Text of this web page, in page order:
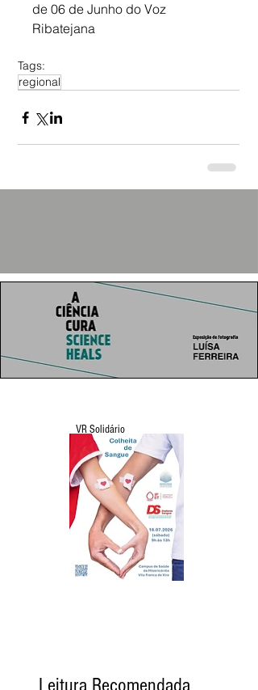
de 06 de Junho do Voz
Ribatejana
Tags:
regional
VR Solidário
Leitura Recomendada